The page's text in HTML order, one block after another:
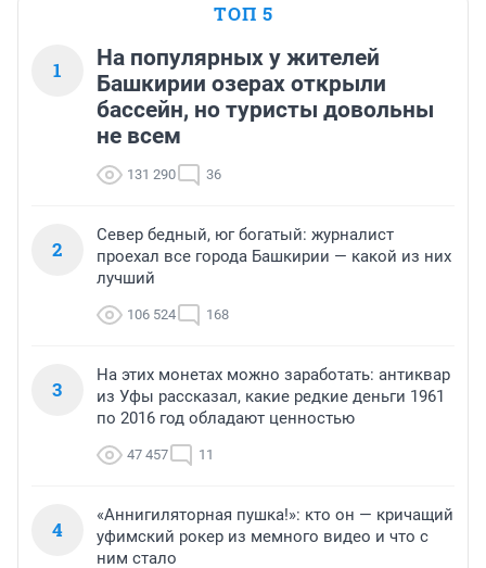
ТОП 5
1
На популярных у жителей
Башкирии озерах открыли
бассейн, но туристы довольны
не всем
131 290 36
2
Север бедный, юг богатый: журналист
проехал все города Башкирии — какой из них
лучший
106 524 168
3
На этих монетах можно заработать: антиквар
из Уфы рассказал, какие редкие деньги 1961
по 2016 год обладают ценностью
47 457 11
4
«Аннигиляторная пушка!»: кто он — кричащий
уфимский рокер из мемного видео и что с
ним стало